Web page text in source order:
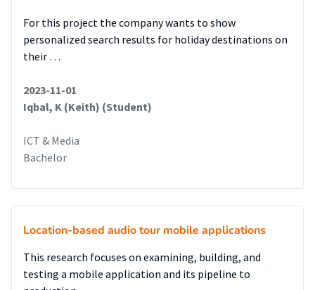
For this project the company wants to show
personalized search results for holiday destinations on
their …
2023-11-01
Iqbal, K (Keith) (Student)
ICT & Media
Bachelor
Location-based audio tour mobile applications
This research focuses on examining, building, and
testing a mobile application and its pipeline to